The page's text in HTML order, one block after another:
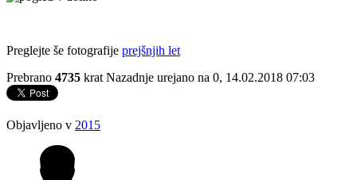
Preglejte še fotografije prejšnjih let
Prebrano 4735 krat Nazadnje urejano na 0, 14.02.2018 07:03
Objavljeno v 2015